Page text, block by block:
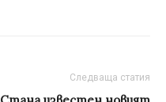
Следваща статия